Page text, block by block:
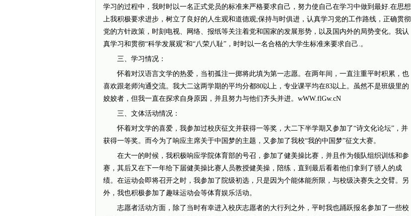
学习的过程中，我时时以一名正式党员的标准来严格要求自己，努力使自己在学习中做到最好.在思想
上我积极要求进步，树立了良好的人生观和道德观;保持与时俱进，认真学习党的工作路线，正确贯彻
党的方针政策，时刻电视、网络、报纸等关注着党和国家的发展形势，以及国内外的局势变化。我认
真学习和贯彻“科学发展观”和“八荣八耻”，时时以一名合格的大学生标准来要求自己.。
三、学习情况：
怀着对汉语言文学的热爱，当初孤注一掷将此填为第一志愿。在两年间，一直注重平时积累，也
喜欢跟老师沟通交流。我大二这两学期的平均分都80以上，专业课平均在83以上。虽然不是班级里的
姣姣者，但我一直在探求自身原因，并且努力与他们齐头并进。wWW.flGw.cN
三、文体活动情况：
怀着对文学的喜爱，我参加过校庆征文并获得一等奖，大二下半学期又参加了“诗文化论坛”，并
获得一等奖。而今为了响应主席关于中国梦的主题，又参加了我校“我的中国梦”征文大赛。
在大一的时候，我积极响应学院体育部的号召，参加了健美操比赛，并且作为领队组织训练和参
赛，其后又在下一年给下届健美操比赛人员教授健美操，陪练，直到最后看着他们拿到了骄人的成
绩。在运动会即将召开之时，我参加了院级初选，只是因为个能体能所限，与校级决赛失之交臂。另
外，我也积极参加了趣味运动会等体育娱乐活动。
志愿者活动方面，除了当时有幸进入校庆志愿者的大行列之外，平时我也踊跃报名参加了一些校